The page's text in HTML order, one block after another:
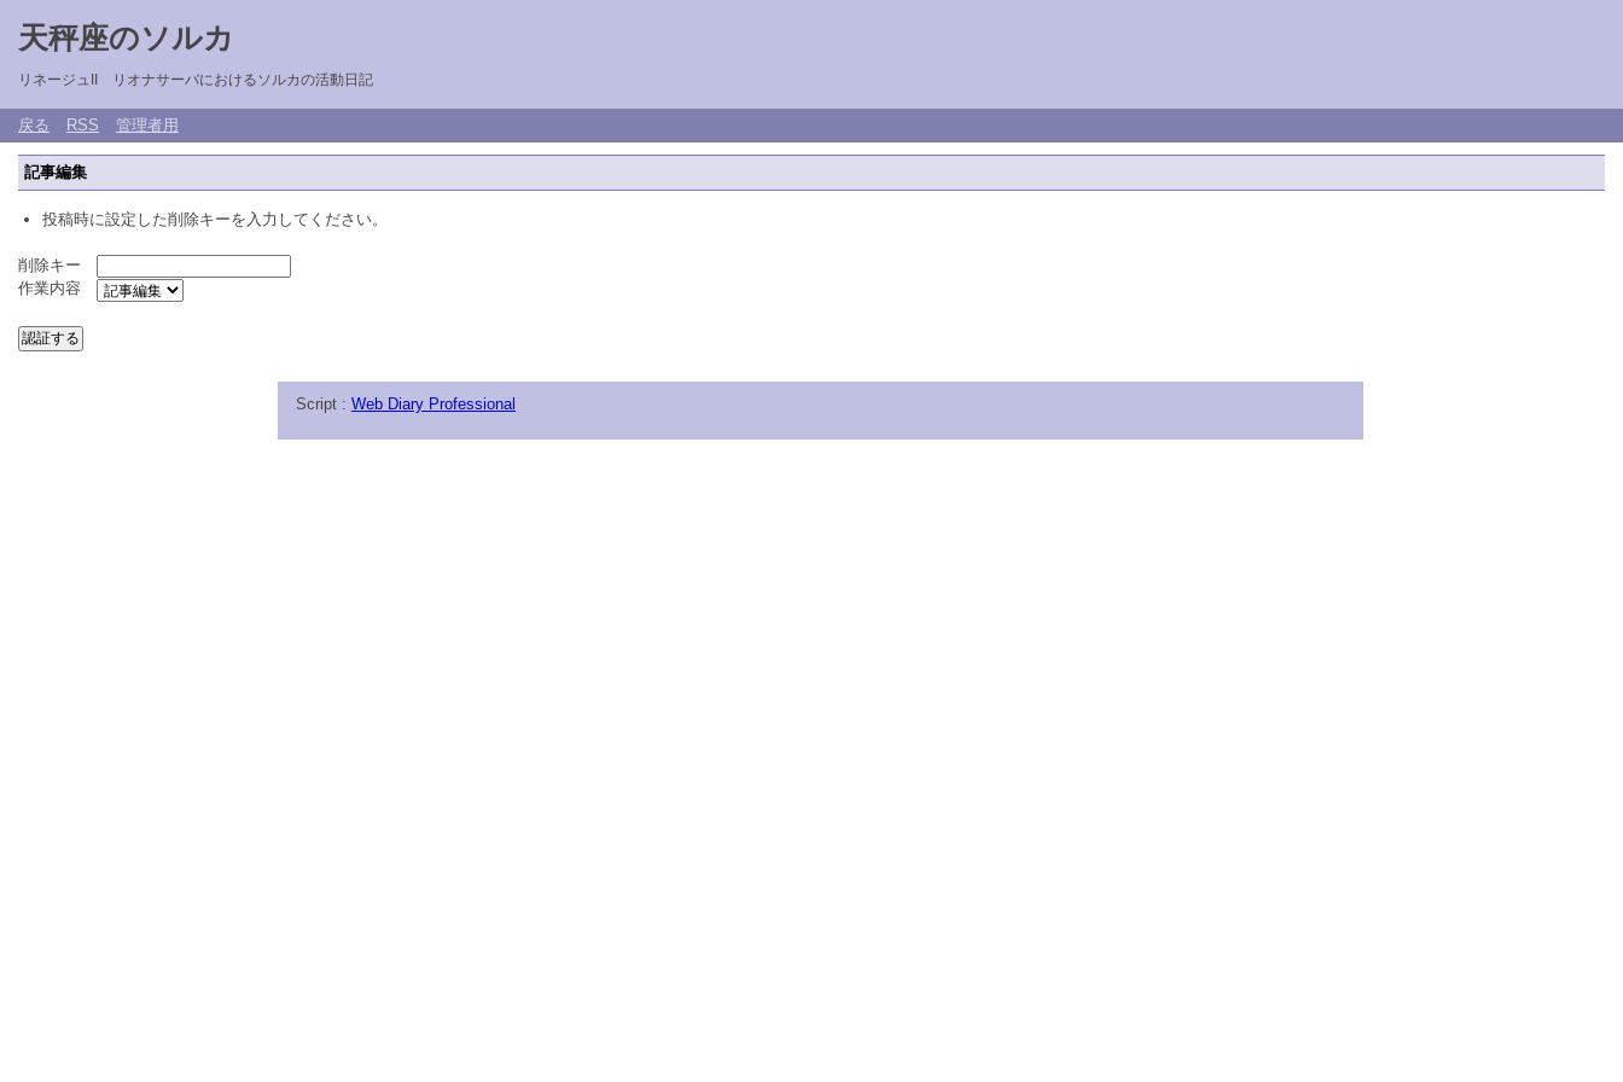
天秤座のソルカ
リネージュII リオナサーバにおけるソルカの活動日記
戻る RSS 管理者用
記事編集
投稿時に設定した削除キーを入力してください。
削除キー
作業内容
Script : Web Diary Professional